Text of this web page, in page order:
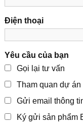
Điện thoại
Yêu cầu của bạn
Gọi lại tư vấn
Tham quan dự án
Gửi email thông
Ký gửi sản phẩm